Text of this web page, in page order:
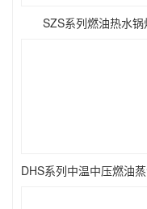
SZS系列燃油热水锅